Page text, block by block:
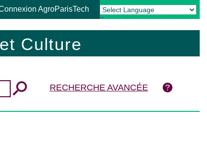
AgroParisTech
Powered by Translate
Culture
RECHERCHE AVANCÉE